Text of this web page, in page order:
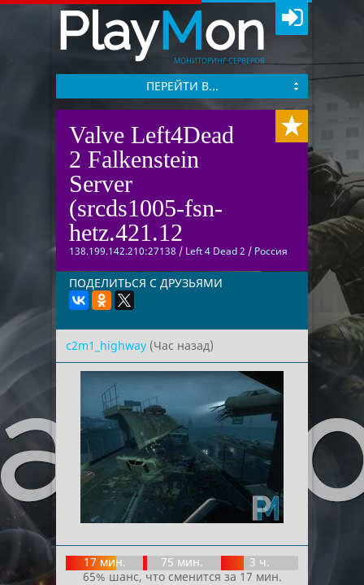
PlayMon
МОНИТОРИНГ СЕРВЕРОВ
ПЕРЕЙТИ В...
Valve Left4Dead
2 Falkenstein
Server
(srcds1005-fsn-
hetz.421.12
138.199.142.210:27138 / Left 4 Dead 2 / Россия
ПОДЕЛИТЬСЯ С ДРУЗЬЯМИ
c2m1_highway (Час назад)
17 мин. 75 мин.
3 ч.
65% шанс, что сменится за 17 мин.